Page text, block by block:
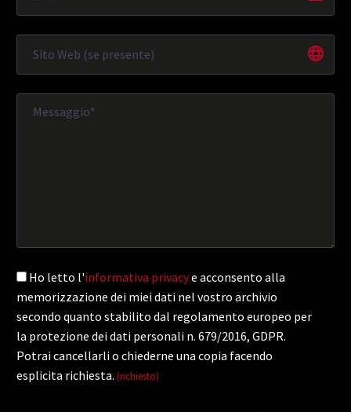
Ho letto l'informativa privacye acconsento alla
memorizzazione dei miei dati nel vostro archivio
secondo quanto stabilito dal regolamento europeo per
la protezione dei dati personali n. 679/2016, GDPR.
Potrai cancellarli o chiederne una copia facendo
esplicita richiesta. (richiesto)